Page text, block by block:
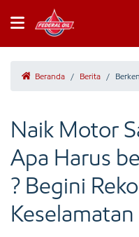
Beranda / Berita /
Naik Motor
Apa Harus
? Begini
Keselamatan